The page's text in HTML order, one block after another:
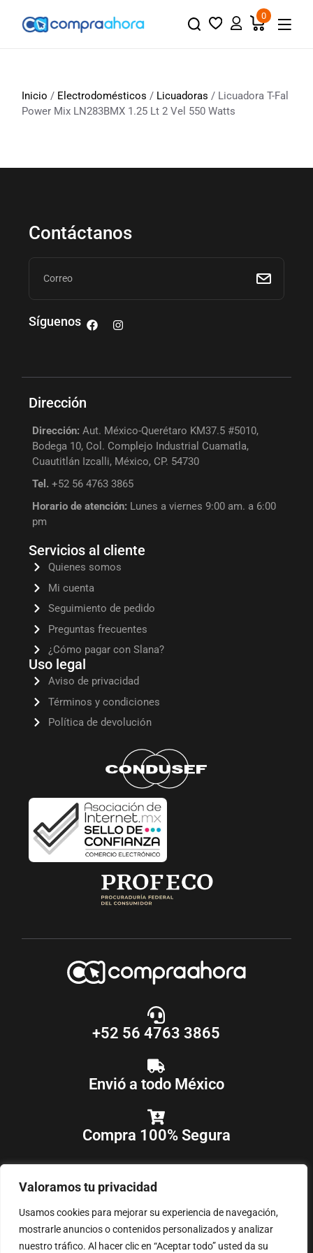
Valoramos tu privacidad
Usamos cookies para mejorar su experiencia de navegación,
mostrarle anuncios o contenidos personalizados y analizar
nuestro tráfico. Al hacer clic en “Aceptar todo” usted da su
0
Inicio / Electrodomésticos / Licuadoras / Licuadora T-Fal
Power Mix LN283BMX 1.25 Lt 2 Vel 550 Watts
Contáctanos
Síguenos
Dirección
Dirección: Aut. México-Querétaro KM37.5 #5010,
Bodega 10, Col. Complejo Industrial Cuamatla,
Cuautitlán Izcalli, México, CP. 54730
Tel. +52 56 4763 3865
Horario de atención: Lunes a viernes 9:00 am. a 6:00
pm
Servicios al cliente
Quienes somos
Mi cuenta
Seguimiento de pedido
Preguntas frecuentes
¿Cómo pagar con Slana?
Uso legal
Aviso de privacidad
Términos y condiciones
Política de devolución
+52 56 4763 3865
Envió a todo México
Compra 100% Segura
COPYRIGHT © 2018-2025COMPRAAHORA, TODOS LOS DERECHOS